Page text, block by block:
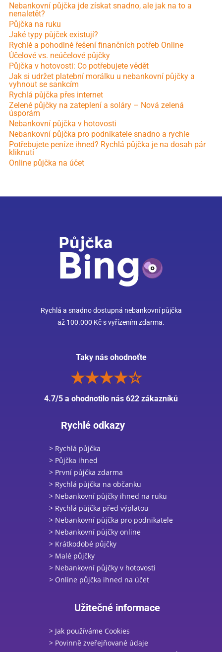
Nebankovní půjčka jde získat snadno, ale jak na to a
nenaletět?
Půjčka na ruku
Jaké typy půjček existují?
Rychlé a pohodlné řešení finančních potřeb Online
Účelové vs. neúčelové půjčky
Půjčka v hotovosti: Co potřebujete vědět
Jak si udržet platební morálku u nebankovní půjčky a
vyhnout se sankcím
Rychlá půjčka přes internet
Zelené půjčky na zateplení a soláry – Nová zelená
úsporám
Nebankovní půjčka v hotovosti
Nebankovní půjčka pro podnikatele snadno a rychle
Potřebujete peníze ihned? Rychlá půjčka je na dosah pár
kliknutí
Online půjčka na účet
Rychlá a snadno dostupná nebankovní půjčka
až 100.000 Kč s vyřízením zdarma.
Taky nás ohodnoťte
4.7/5 a ohodnotilo nás 622 zákazníků
Rychlé odkazy
> Rychlá půjčka
> Půjčka ihned
> První půjčka zdarma
> Rychlá půjčka na občanku
> Nebankovní půjčky ihned na ruku
> Rychlá půjčka před výplatou
> Nebankovní půjčka pro podnikatele
> Nebankovní půjčky online
> Krátkodobé půjčky
> Malé půjčky
> Nebankovní půjčky v hotovosti
> Online půjčka ihned na účet
Užitečné informace
> Jak používáme Cookies
> Povinně zveřejňované údaje